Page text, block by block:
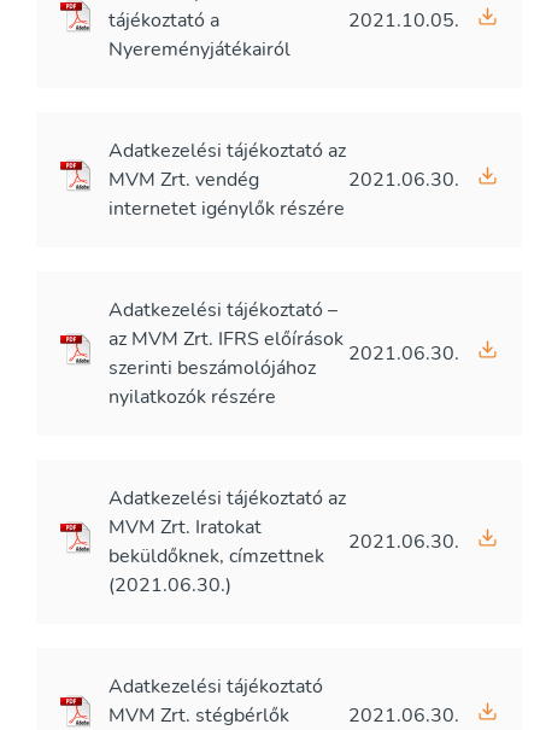
tájékoztató a
Nyereményjátékairól
2021.10.05.
Adatkezelési tájékoztató az
MVM Zrt. vendég
internetet igénylők részére
2021.06.30.
Adatkezelési tájékoztató –
az MVM Zrt. IFRS előírások
szerinti beszámolójához
nyilatkozók részére
2021.06.30.
Adatkezelési tájékoztató az
MVM Zrt. Iratokat
beküldőknek, címzettnek
(2021.06.30.)
2021.06.30.
Adatkezelési tájékoztató
MVM Zrt. stégbérlők
2021.06.30.